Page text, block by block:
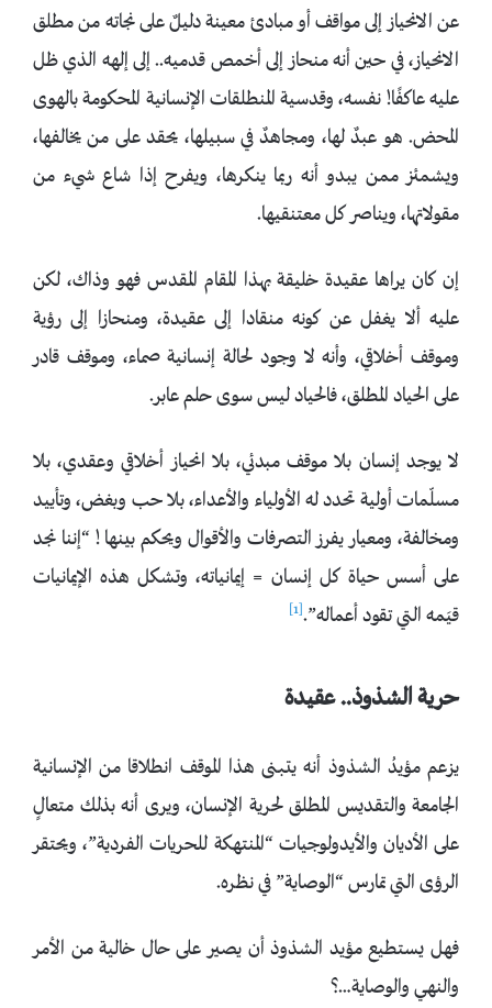
عن الانحياز إلى مواقف أو مبادئ معينة دليلٌ على نجاته من مطلق
الانحياز، في حين أنه منحاز إلى أخمص قدميه.. إلى إلهه الذي ظل
عليه عاكفًا! نفسه، وقدسية المنطلقات الإنسانية المحكومة بالهوى
المحض. هو عبدٌ لها، ومجاهدٌ في سبيلها، يحقد على من يخالفها،
ويشمئز ممن يبدو أنه ربما ينكرها، ويفرح إذا شاع شيء من
مقولاتها، ويناصر كل معتنقيها.
إن كان يراها عقيدة خليقة بهذا المقام المقدس فهو وذاك، لكن
عليه ألا يغفل عن كونه منقادا إلى عقيدة، ومنحازا إلى رؤية
وموقف أخلاقي، وأنه لا وجود لحالة إنسانية صماء، وموقف قادر
على الحياد المطلق، فالحياد ليس سوى حلم عابر.
لا يوجد إنسان بلا موقف مبدئي، بلا انحياز أخلاقي وعقدي، بلا
مسلّمات أولية تحدد له الأولياء والأعداء، بلا حب وبغض، وتأييد
ومخالفة، ومعيار يفرز التصرفات والأقوال ويحكم بينها ! “إننا نجد
على أسس حياة كل إنسان = إيمانياته، وتشكل هذه الإيمانيات
قيَمه التي تقود أعماله”.[1]
حرية الشذوذ.. عقيدة
يزعم مؤيدُ الشذوذ أنه يتبنى هذا الموقف انطلاقا من الإنسانية
الجامعة والتقديس المطلق لحرية الإنسان، ويرى أنه بذلك متعالٍ
على الأديان والأيدولوجيات “المنتهكة للحريات الفردية”، ويحتقر
الرؤى التي تمارس “الوصاية” في نظره.
فهل يستطيع مؤيد الشذوذ أن يصير على حال خالية من الأمر
والنهي والوصاية…؟